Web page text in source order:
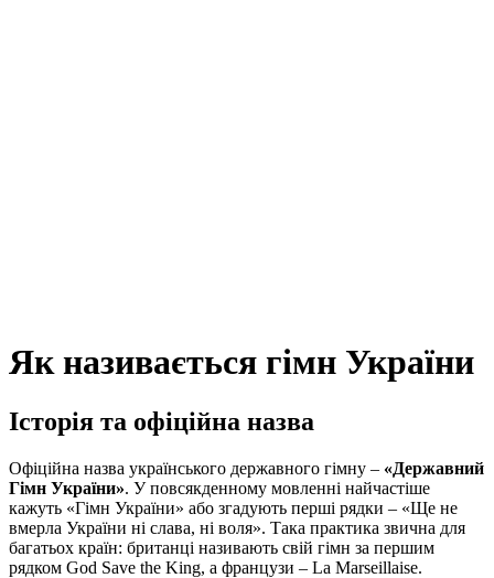
Як називається гімн України
Історія та офіційна назва
Офіційна назва українського державного гімну – «Державний
Гімн України». У повсякденному мовленні найчастіше
кажуть «Гімн України» або згадують перші рядки – «Ще не
вмерла України ні слава, ні воля». Така практика звична для
багатьох країн: британці називають свій гімн за першим
рядком God Save the King, а французи – La Marseillaise.